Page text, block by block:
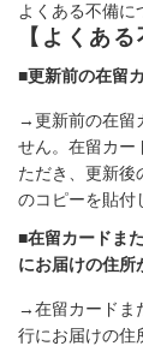
よくある不備に
【よくある
■更新前の在留
→更新前の在留
せん。在留カー
ただき、更新後
のコピーを貼付
■在留カードま
にお届けの住所
→在留カードま
行にお届けの住